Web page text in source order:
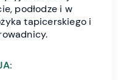
podłodze i w
tapicerskiego i